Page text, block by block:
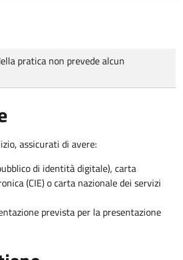
pratica non prevede alcun
assicurati di avere:
di identità digitale), carta
(CIE) o carta nazionale dei servizi
prevista per la presentazione